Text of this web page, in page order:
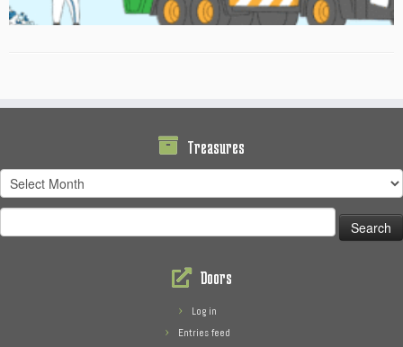
Treasures
Treasures
for:
Doors
Log in
Entries feed